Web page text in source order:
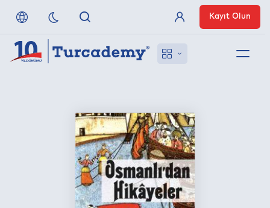
Referanslarımız
Uzaktan Erişim
Nasıl Erişirim
Üye Girişi
Kayıt Olun